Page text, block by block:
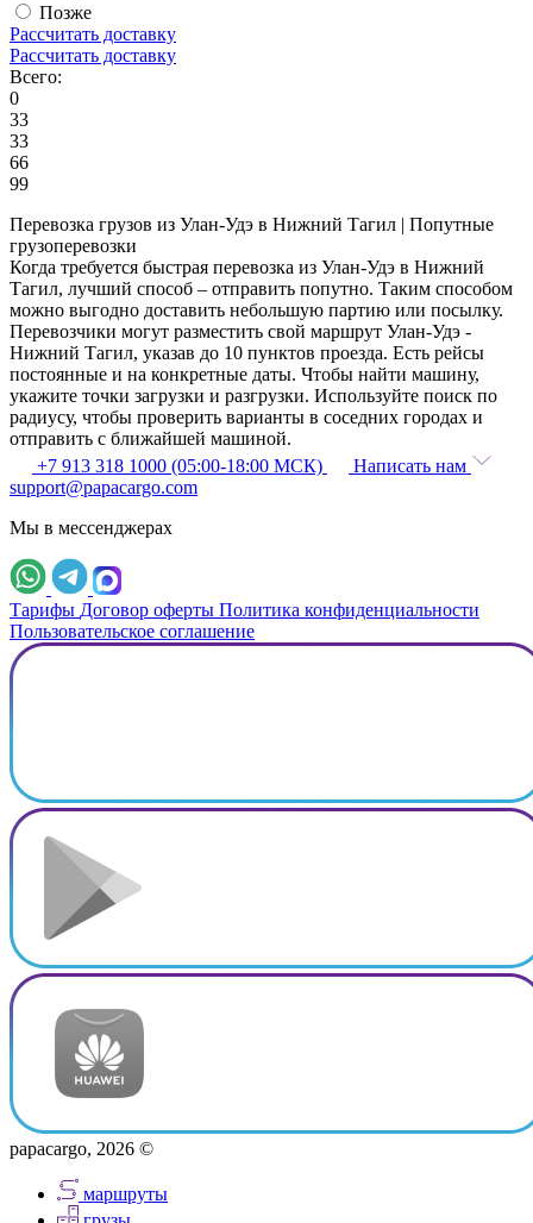
Позже
Рассчитать доставку
Рассчитать доставку
Всего:
0
33
33
66
99
Перевозка грузов из Улан-Удэ в Нижний Тагил | Попутные
грузоперевозки
Когда требуется быстрая перевозка из Улан-Удэ в Нижний
Тагил, лучший способ – отправить попутно. Таким способом
можно выгодно доставить небольшую партию или посылку.
Перевозчики могут разместить свой маршрут Улан-Удэ -
Нижний Тагил, указав до 10 пунктов проезда. Есть рейсы
постоянные и на конкретные даты. Чтобы найти машину,
укажите точки загрузки и разгрузки. Используйте поиск по
радиусу, чтобы проверить варианты в соседних городах и
отправить с ближайшей машиной.
+7 913 318 1000 (05:00-18:00 МСК)
Написать нам
support@papacargo.com
Мы в мессенджерах
Тарифы Договор оферты Политика конфиденциальности
Пользовательское соглашение
papacargo, 2026 ©
маршруты